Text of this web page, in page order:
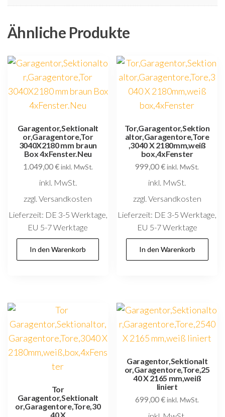
Ähnliche Produkte
Garagentor,Sektionalt
or,Garagentore,Tor
3040X2180 mm braun
Box 4xFenster.Neu
1.049,00€inkl. MwSt.
inkl. MwSt.
zzgl. Versandkosten
Lieferzeit: DE 3-5 Werktage,
EU 5-7 Werktage
In den Warenkorb
Tor,Garagentor,Sektion
altor,Garagentore,Tore
,3040 X 2180mm,weiß
box,4xFenster
999,00€inkl. MwSt.
inkl. MwSt.
zzgl. Versandkosten
Lieferzeit: DE 3-5 Werktage,
EU 5-7 Werktage
In den Warenkorb
Tor
Garagentor,Sektionalt
or,Garagentore,Tore,30
40 X
Garagentor,Sektionalt
or,Garagentore,Tore,25
40 X 2165 mm,weiß
liniert
699,00€inkl. MwSt.